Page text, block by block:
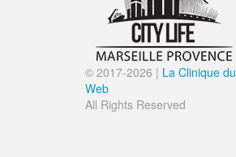
© 2017-2026 | La Clinique du
Web
All Rights Reserved